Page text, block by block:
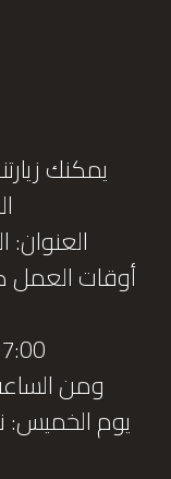
يمكنك
العنوان:
أوقات العمل
7:00 ص حتى 12:00 ظهراً
ومن الساعة: 2:00 م حتى 7:00
يوم الخميس: